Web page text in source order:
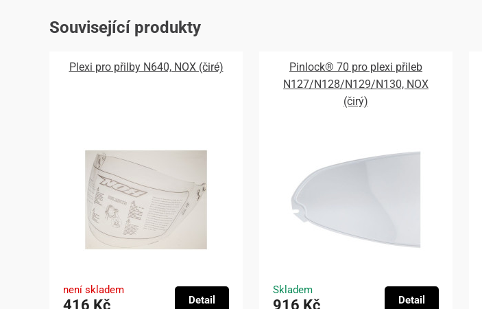
Související produkty
Plexi pro přilby N640, NOX (čiré)
není skladem
416 Kč Detail
Pinlock® 70 pro plexi přileb
N127/N128/N129/N130, NOX
(čirý)
Skladem
916 Kč Detail